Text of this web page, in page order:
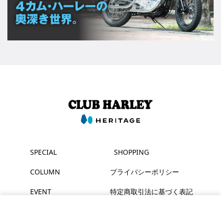
SPECIAL
COLUMN
EVENT
SHOPPING
プライバシーポリシー
特定商取引法に基づく表記